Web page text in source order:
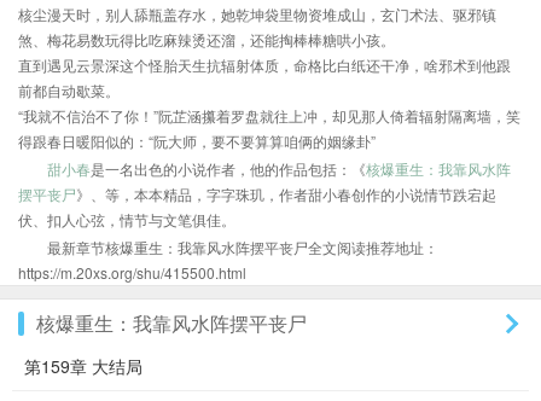
核尘漫天时，别人舔瓶盖存水，她乾坤袋里物资堆成山，玄门术法、驱邪镇
煞、梅花易数玩得比吃麻辣烫还溜，还能掏棒棒糖哄小孩。
直到遇见云景深这个怪胎天生抗辐射体质，命格比白纸还干净，啥邪术到他跟
前都自动歇菜。
“我就不信治不了你！”阮芷涵攥着罗盘就往上冲，却见那人倚着辐射隔离墙，笑
得跟春日暖阳似的：“阮大师，要不要算算咱俩的姻缘卦”
甜小春是一名出色的小说作者，他的作品包括：《核爆重生：我靠风水阵
摆平丧尸》、等，本本精品，字字珠玑，作者甜小春创作的小说情节跌宕起
伏、扣人心弦，情节与文笔俱佳。
最新章节核爆重生：我靠风水阵摆平丧尸全文阅读推荐地址：
https://m.20xs.org/shu/415500.html
核爆重生：我靠风水阵摆平丧尸
第159章 大结局